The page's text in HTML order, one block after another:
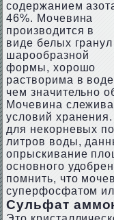
содержанием
46%. Мочевина
производится в
виде белых гранул
шарообразной
формы, хорошо
растворима в
чем значительно
Мочевина
условий
для некорневых
литров воды,
опрыскивание
основного
помнить, что
суперфосфатом
Сульфат